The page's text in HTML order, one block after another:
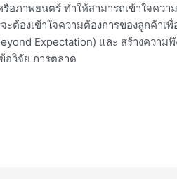
ภาพยนตร์ ทำให้สามารถเข้าใจควา
ะต้องเข้าใจความต้องการของลูกค้าเ
Expectation) และ สร้างความ
อวิจัย การตลาด